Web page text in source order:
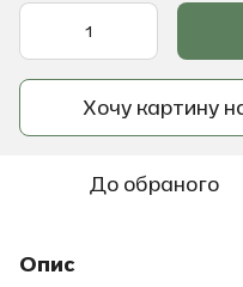
Хочу картину
До обраного
Опис